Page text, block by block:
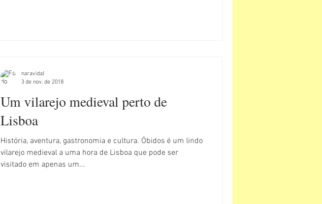
Um vilarejo medieval perto de
Lisboa
História, aventura, gastronomia e cultura. Óbidos é um lindo
vilarejo medieval a uma hora de Lisboa que pode ser
visitado em apenas um...
naravidal
3 de nov. de 2018